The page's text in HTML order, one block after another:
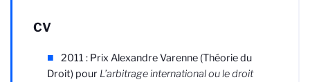
CV
2011 : Prix Alexandre Varenne (Théorie du
Droit) pour L’arbitrage international ou le droit